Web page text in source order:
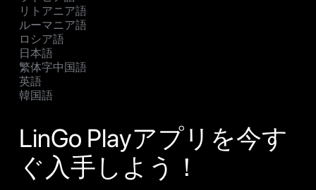
リトアニア語
ルーマニア語
ロシア語
日本語
繁体字中国語
英語
韓国語
LinGo Playアプリを今す
ぐ入手しよう！